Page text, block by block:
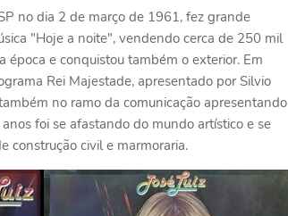
no dia 2 de março de 1961, fez grande
"Hoje a noite", vendendo cerca de 250 mil
época e conquistou também o exterior. Em
Rei Majestade, apresentado por Silvio
no ramo da comunicação apresentando
foi se afastando do mundo artístico e se
construção civil e marmoraria.